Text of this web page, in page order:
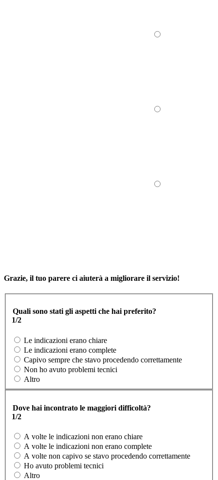
Grazie, il tuo parere ci aiuterà a migliorare il servizio!
Quali sono stati gli aspetti che hai preferito?
1/2
Le indicazioni erano chiare
Le indicazioni erano complete
Capivo sempre che stavo procedendo correttamente
Non ho avuto problemi tecnici
Altro
Dove hai incontrato le maggiori difficoltà?
1/2
A volte le indicazioni non erano chiare
A volte le indicazioni non erano complete
A volte non capivo se stavo procedendo correttamente
Ho avuto problemi tecnici
Altro